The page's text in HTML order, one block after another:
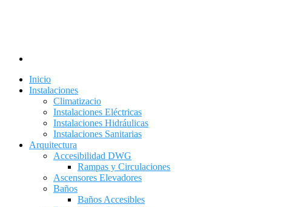
Inicio
Instalaciones
Climatizacio
Instalaciones Eléctricas
Instalaciones Hidráulicas
Instalaciones Sanitarias
Arquitectura
Accesibilidad DWG
Rampas y Circulaciones
Ascensores Elevadores
Baños
Baños Accesibles